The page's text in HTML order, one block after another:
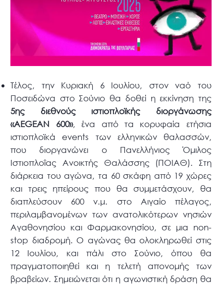
Τέλος, την Κυριακή 6 Ιουλίου, στον ναό του
Ποσειδώνα στο Σούνιο θα δοθεί η εκκίνηση της
5ης διεθνούς ιστιοπλοϊκής διοργάνωσης
«AEGEAN 600», ένα από τα κορυφαία ετήσια
ιστιοπλοϊκά events των ελληνικών θαλασσών,
που διοργανώνει ο Πανελλήνιος Όμιλος
Ιστιοπλοΐας Ανοικτής Θαλάσσης (ΠΟΙΑΘ). Στη
διάρκεια του αγώνα, τα 60 σκάφη από 19 χώρες
και τρεις ηπείρους που θα συμμετάσχουν, θα
διαπλεύσουν 600 ν.μ. στο Αιγαίο πέλαγος,
περιλαμβανομένων των ανατολικότερων νησιών
Αγαθονησίου και Φαρμακονησίου, σε μια non-
stop διαδρομή. Ο αγώνας θα ολοκληρωθεί στις
12 Ιουλίου, και πάλι στο Σούνιο, όπου θα
πραγματοποιηθεί και η τελετή απονομής των
βραβείων. Σημειώνεται ότι η αγωνιστική δράση θα